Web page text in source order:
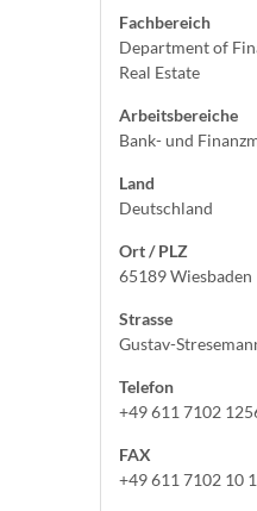
Fachbereich
Department of
Real Estate
Arbeitsbereiche
Bank- und
Land
Deutschland
Ort / PLZ
65189 Wiesbaden
Strasse
Gustav-
Telefon
+49 611 7102
FAX
+49 611 7102 10